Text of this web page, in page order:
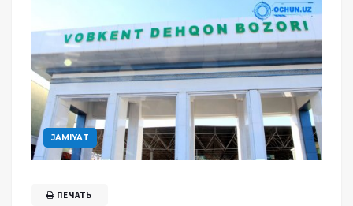
JAMIYAT
ПЕЧАТЬ